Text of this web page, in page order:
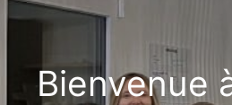
Bienvenue